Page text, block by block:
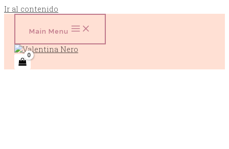
Ir al contenido
Main Menu